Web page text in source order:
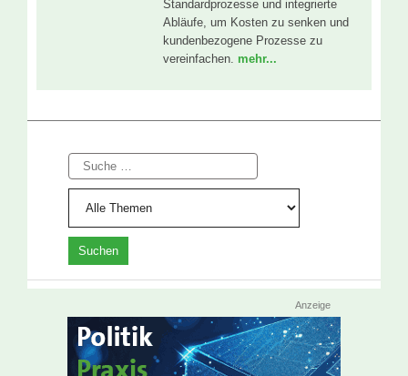
Standardprozesse und integrierte
Abläufe, um Kosten zu senken und
kundenbezogene Prozesse zu
vereinfachen. mehr...
Suche
Anzeige